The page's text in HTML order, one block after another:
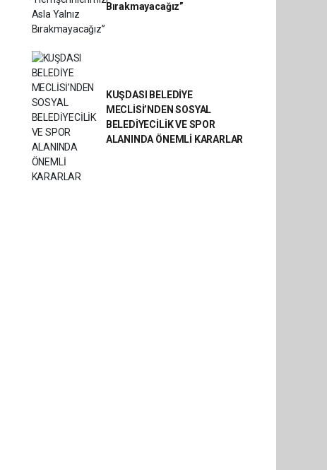
Bırakmayacağız”
KUŞDASI BELEDİYE
MECLİSİ’NDEN SOSYAL
BELEDİYECİLİK VE SPOR
ALANINDA ÖNEMLİ KARARLAR